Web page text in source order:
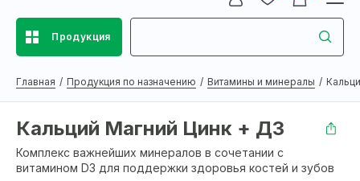
Продукция
Главная Продукция по назначению Витамины и минералы
Кальций Магний Цинк + Д3
Комплекс важнейших минералов в сочетании с
витамином D3 для поддержки здоровья костей и зубов